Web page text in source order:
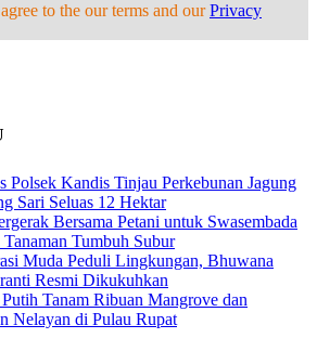
to the our terms and ourPrivacy
Polsek Kandis Tinjau Perkebunan Jagung
Sari Seluas 12 Hektar
Bersama Petani untuk Swasembada
Tanaman Tumbuh Subur
Muda Peduli Lingkungan, Bhuwana
Resmi Dikukuhkan
Tanam Ribuan Mangrove dan
Nelayan di Pulau Rupat